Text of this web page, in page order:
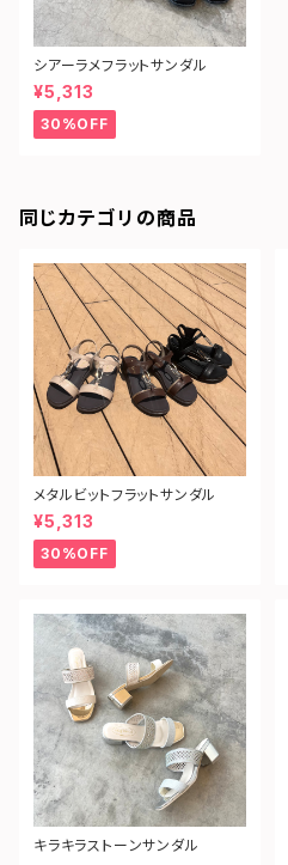
シアーラメフラットサンダル
¥5,313
30%OFF
同じカテゴリの商品
メタルビットフラットサンダル
¥5,313
30%OFF
キラキラストーンサンダル